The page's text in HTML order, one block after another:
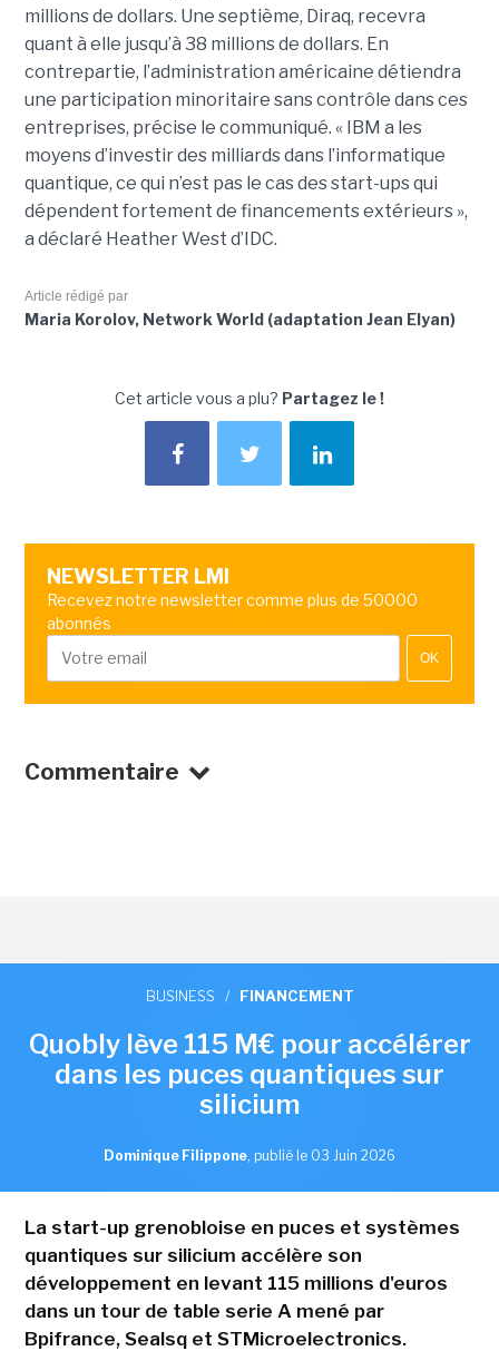
millions de dollars. Une septième, Diraq, recevra
quant à elle jusqu’à 38 millions de dollars. En
contrepartie, l’administration américaine détiendra
une participation minoritaire sans contrôle dans ces
entreprises, précise le communiqué. « IBM a les
moyens d’investir des milliards dans l’informatique
quantique, ce qui n’est pas le cas des start-ups qui
dépendent fortement de financements extérieurs »,
a déclaré Heather West d’IDC.
Article rédigé par
Maria Korolov, Network World (adaptation Jean Elyan)
Cet article vous a plu? Partagez le !
NEWSLETTER LMI
Recevez notre newsletter comme plus de 50000
abonnés
OK
Commentaire
BUSINESS / FINANCEMENT
Quobly lève 115 M€ pour accélérer
dans les puces quantiques sur
silicium
Dominique Filippone, publié le 03 Juin 2026
La start-up grenobloise en puces et systèmes
quantiques sur silicium accélère son
développement en levant 115 millions d'euros
dans un tour de table serie A mené par
Bpifrance, Sealsq et STMicroelectronics.